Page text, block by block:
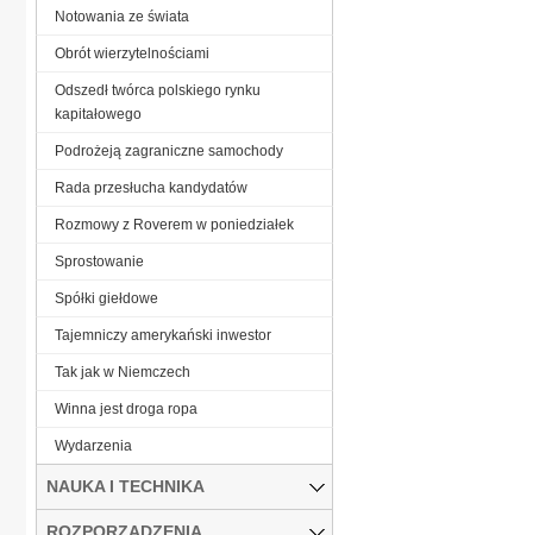
Notowania ze świata
Obrót wierzytelnościami
Odszedł twórca polskiego rynku
kapitałowego
Podrożeją zagraniczne samochody
Rada przesłucha kandydatów
Rozmowy z Roverem w poniedziałek
Sprostowanie
Spółki giełdowe
Tajemniczy amerykański inwestor
Tak jak w Niemczech
Winna jest droga ropa
Wydarzenia
NAUKA I TECHNIKA
ROZPORZĄDZENIA